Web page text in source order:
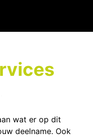
wat er op dit
deelname. Ook